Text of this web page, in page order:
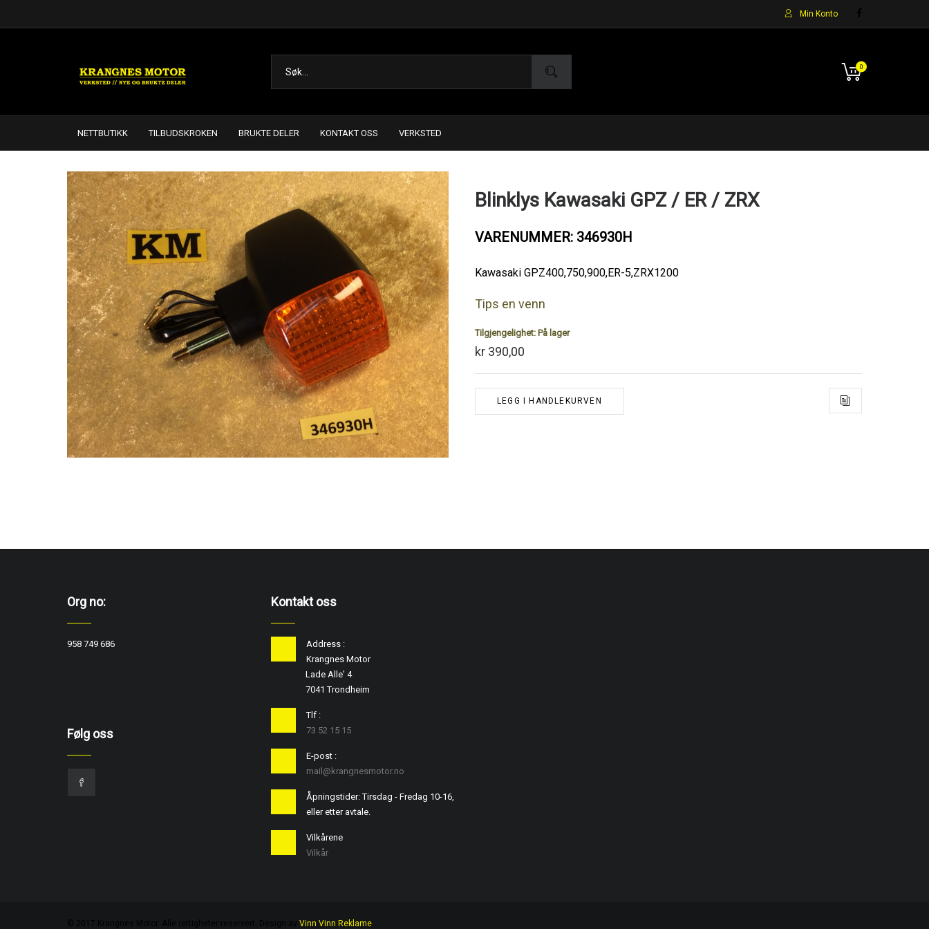
Min Konto
0
NETTBUTIKK TILBUDSKROKEN BRUKTE DELER KONTAKT OSS VERKSTED
Blinklys Kawasaki GPZ / ER / ZRX
VARENUMMER: 346930H
Kawasaki GPZ400,750,900,ER-5,ZRX1200
Tips en venn
Tilgjengelighet: På lager
kr 390,00
LEGG I HANDLEKURVEN
Org no:
958 749 686
Følg oss
Kontakt oss
Address :
Krangnes Motor
Lade Alle' 4
7041 Trondheim
Tlf :
73 52 15 15
E-post :
mail@krangnesmotor.no
Åpningstider: Tirsdag - Fredag 10-16,
eller etter avtale.
Vilkårene
Vilkår
© 2017 Krangnes Motor. Alle rettigheter reservert. Design av Vinn Vinn Reklame